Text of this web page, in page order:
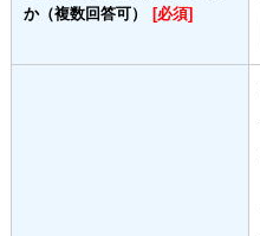
か（複数回答可）
[必須]